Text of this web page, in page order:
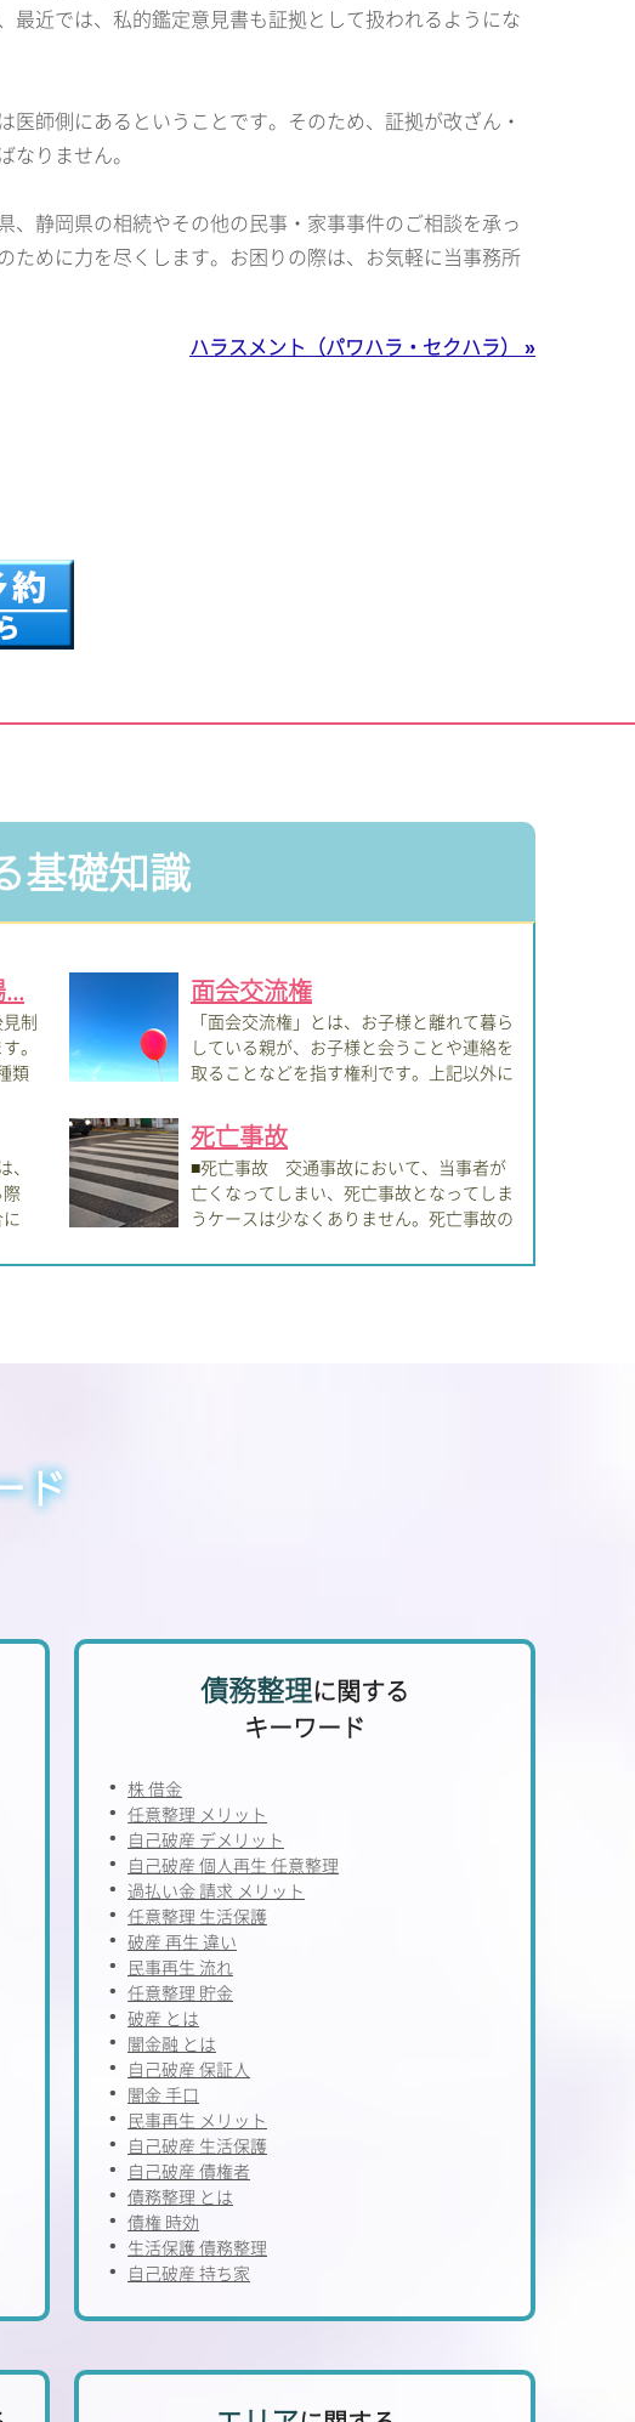
近では、私的鑑定意見書も証拠として扱われるようにな
師側にあるということです。そのため、証拠が改ざん・
りません。
静岡県の相続やその他の民事・家事事件のご相談を承っ
めに力を尽くします。お困りの際は、お気軽に当事務所
ハラスメント（パワハラ・セクハラ） »
基礎知識
制
。
類
面会交流権
「面会交流権」とは、お子様と離れて暮ら
している親が、お子様と会うことや連絡を
取ることなどを指す権利です。上記以外に
死亡事故
■死亡事故 交通事故において、当事者が
亡くなってしまい、死亡事故となってしま
うケースは少なくありません。死亡事故の
ド
債務整理に関する
キーワード
株 借金
任意整理 メリット
自己破産 デメリット
自己破産 個人再生 任意整理
過払い金 請求 メリット
任意整理 生活保護
破産 再生 違い
民事再生 流れ
任意整理 貯金
破産 とは
闇金融 とは
自己破産 保証人
闇金 手口
民事再生 メリット
自己破産 生活保護
自己破産 債権者
債務整理 とは
債権 時効
生活保護 債務整理
自己破産 持ち家